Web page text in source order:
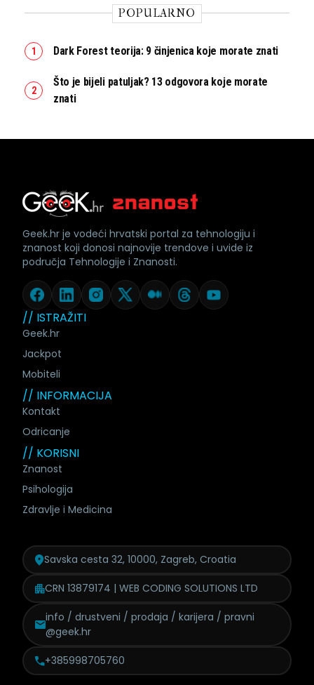
POPULARNO
Dark Forest teorija: 9 činjenica koje morate znati
Što je bijeli patuljak? 13 odgovora koje morate
znati
// ISTRAŽITI
Geek.hr
Jackpot
Mobiteli
// INFORMACIJA
Kontakt
Odricanje
// KORISNI
Znanost
Psihologija
Zdravlje i Medicina
Geek.hr je vodeći hrvatski portal za tehnologiju i
znanost koji donosi najnovije trendove i uvide iz
područja Tehnologije i Znanosti.
Savska cesta 32, 10000, Zagreb, Croatia
CRN 13879174 | WEB CODING SOLUTIONS LTD
info / drustveni / prodaja / karijera / pravni
@geek.hr
+385998705760